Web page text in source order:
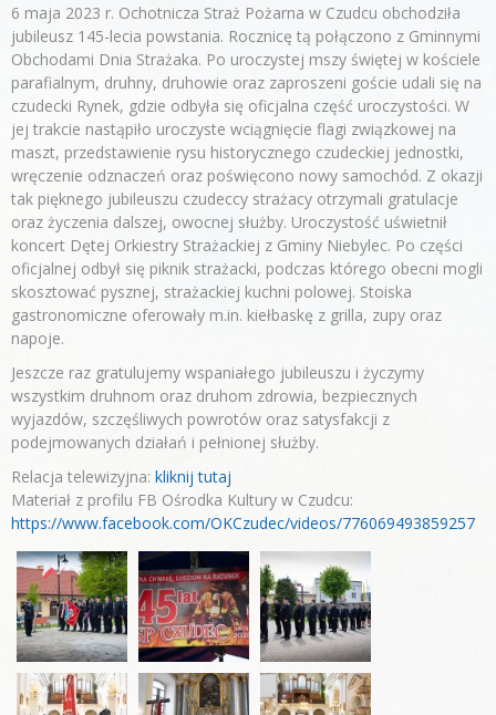
6 maja 2023 r. Ochotnicza Straż Pożarna w Czudcu obchodziła
jubileusz 145-lecia powstania. Rocznicę tą połączono z Gminnymi
Obchodami Dnia Strażaka. Po uroczystej mszy świętej w kościele
parafialnym, druhny, druhowie oraz zaproszeni goście udali się na
czudecki Rynek, gdzie odbyła się oficjalna część uroczystości. W
jej trakcie nastąpiło uroczyste wciągnięcie flagi związkowej na
maszt, przedstawienie rysu historycznego czudeckiej jednostki,
wręczenie odznaczeń oraz poświęcono nowy samochód. Z okazji
tak pięknego jubileuszu czudeccy strażacy otrzymali gratulacje
oraz życzenia dalszej, owocnej służby. Uroczystość uświetnił
koncert Dętej Orkiestry Strażackiej z Gminy Niebylec. Po części
oficjalnej odbył się piknik strażacki, podczas którego obecni mogli
skosztować pysznej, strażackiej kuchni polowej. Stoiska
gastronomiczne oferowały m.in. kiełbaskę z grilla, zupy oraz
napoje.
Jeszcze raz gratulujemy wspaniałego jubileuszu i życzymy
wszystkim druhnom oraz druhom zdrowia, bezpiecznych
wyjazdów, szczęśliwych powrotów oraz satysfakcji z
podejmowanych działań i pełnionej służby.
Relacja telewizyjna: kliknij tutaj
Materiał z profilu FB Ośrodka Kultury w Czudcu:
https://www.facebook.com/OKCzudec/videos/776069493859257